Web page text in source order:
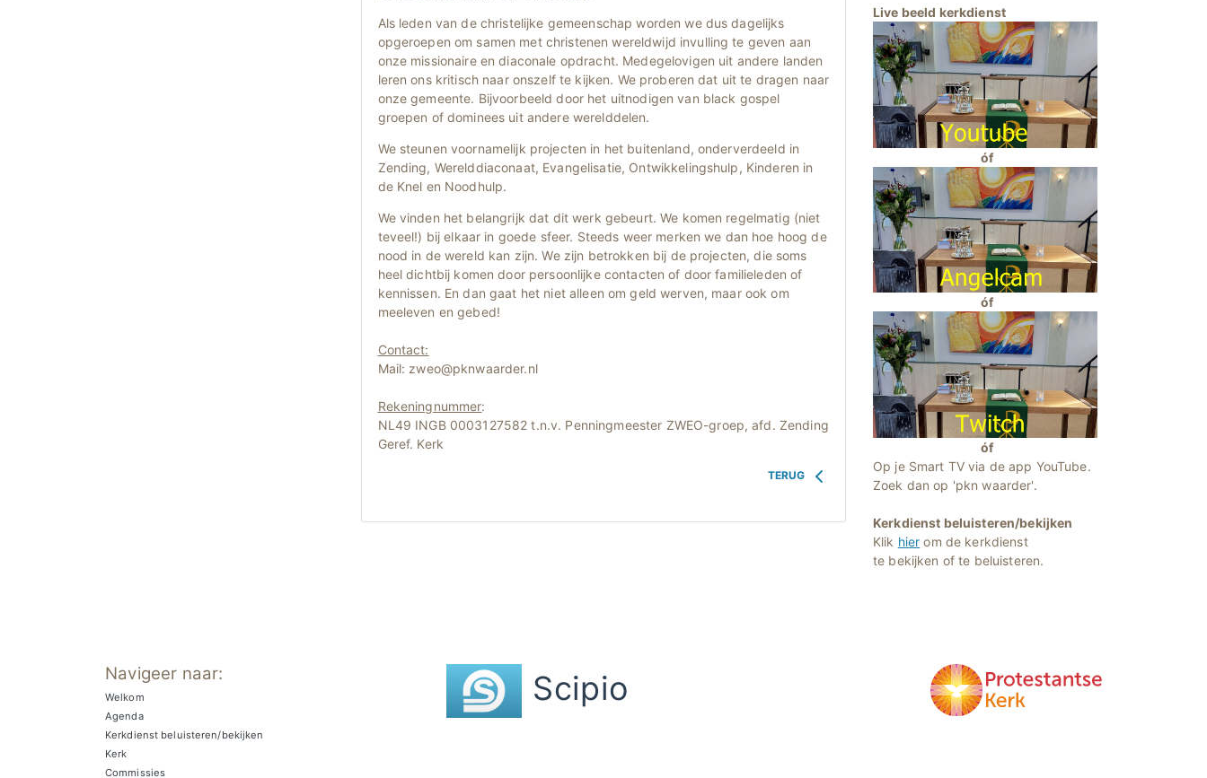
Als leden van de christelijke gemeenschap worden we dus dagelijks
opgeroepen om samen met christenen wereldwijd invulling te geven aan
onze missionaire en diaconale opdracht. Medegelovigen uit andere landen
leren ons kritisch naar onszelf te kijken. We proberen dat uit te dragen naar
onze gemeente. Bijvoorbeeld door het uitnodigen van black gospel
groepen of dominees uit andere werelddelen.
We steunen voornamelijk projecten in het buitenland, onderverdeeld in
Zending, Werelddiaconaat, Evangelisatie, Ontwikkelingshulp, Kinderen in
de Knel en Noodhulp.
We vinden het belangrijk dat dit werk gebeurt. We komen regelmatig (niet
teveel!) bij elkaar in goede sfeer. Steeds weer merken we dan hoe hoog de
nood in de wereld kan zijn. We zijn betrokken bij de projecten, die soms
heel dichtbij komen door persoonlijke contacten of door familieleden of
kennissen. En dan gaat het niet alleen om geld werven, maar ook om
meeleven en gebed!
Contact:
Mail: zweo@pknwaarder.nl
Rekeningnummer:
NL49 INGB 0003127582 t.n.v. Penningmeester ZWEO-groep, afd. Zending
Geref. Kerk
TERUG
Live beeld kerkdienst
óf
óf
óf
Op je Smart TV via de app YouTube.
Zoek dan op 'pkn waarder'.
Kerkdienst beluisteren/bekijken
Klik hier om de kerkdienst
te bekijken of te beluisteren.
Navigeer naar:
Welkom
Agenda
Kerkdienst beluisteren/bekijken
Kerk
Commissies
Scipio